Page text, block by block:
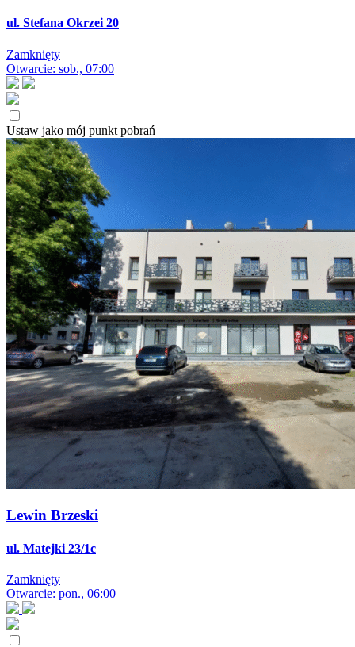
ul. Stefana Okrzei 20
Zamknięty
Otwarcie: sob., 07:00
Ustaw jako mój punkt pobrań
Lewin Brzeski
ul. Matejki 23/1c
Zamknięty
Otwarcie: pon., 06:00